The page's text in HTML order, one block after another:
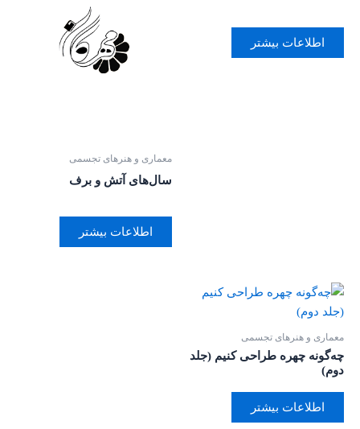
اطلاعات بیشتر
معماری و هنرهای تجسمی
سال‌های آتش و برف
اطلاعات بیشتر
معماری و هنرهای تجسمی
چه‌گونه چهره طراحی کنیم (جلد
دوم)
اطلاعات بیشتر